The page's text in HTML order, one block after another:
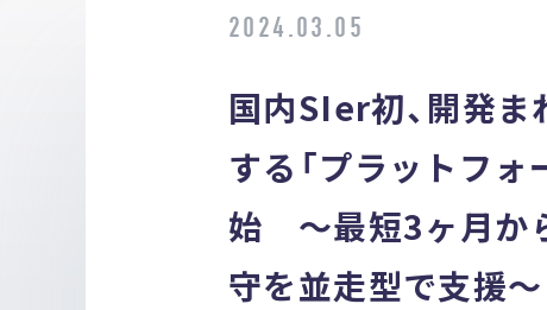
2024.03.05
国内SIer初、開発
する「プラットフ
始 〜最短3ヶ月か
守を並走型で支援〜